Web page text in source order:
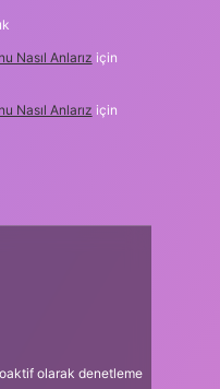
Nasıl Anlarız için
Nasıl Anlarız için
olarak denetleme